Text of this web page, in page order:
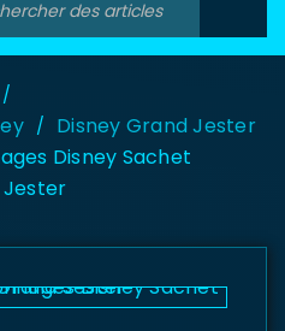
/
/ Disney Grand Jester
Disney Sachet
Jester